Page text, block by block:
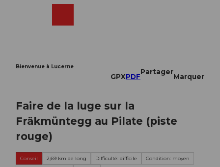
Bienvenue à Lucerne
GPXPDF
Partager
Marquer
Faire de la luge sur la
Fräkmüntegg au Pilate (piste
rouge)
Conseil 2,69 km de long Difficulté: difficile
Condition: moyen